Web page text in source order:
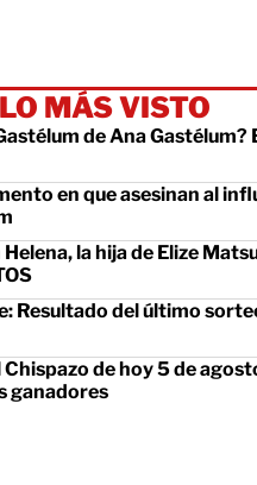
LO MÁS VISTO
de Ana Gastélum?
en que asesinan al
la hija de Elize
Resultado del último
Chispazo de hoy 5 de
ganadores